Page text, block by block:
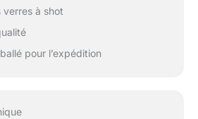
verres à shot
pour l’expédition